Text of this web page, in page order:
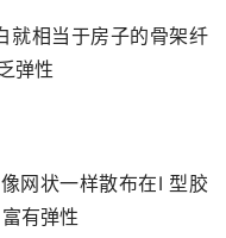
就相当于房子的骨架纤
弹性
网状一样散布在I 型胶
有弹性